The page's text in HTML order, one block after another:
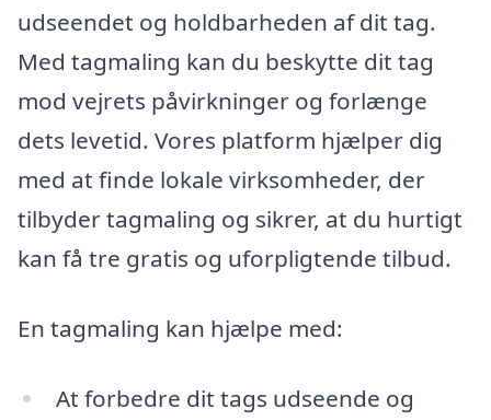
udseendet og holdbarheden af dit tag.
Med tagmaling kan du beskytte dit tag
mod vejrets påvirkninger og forlænge
dets levetid. Vores platform hjælper dig
med at finde lokale virksomheder, der
tilbyder tagmaling og sikrer, at du hurtigt
kan få tre gratis og uforpligtende tilbud.
En tagmaling kan hjælpe med:
At forbedre dit tags udseende og